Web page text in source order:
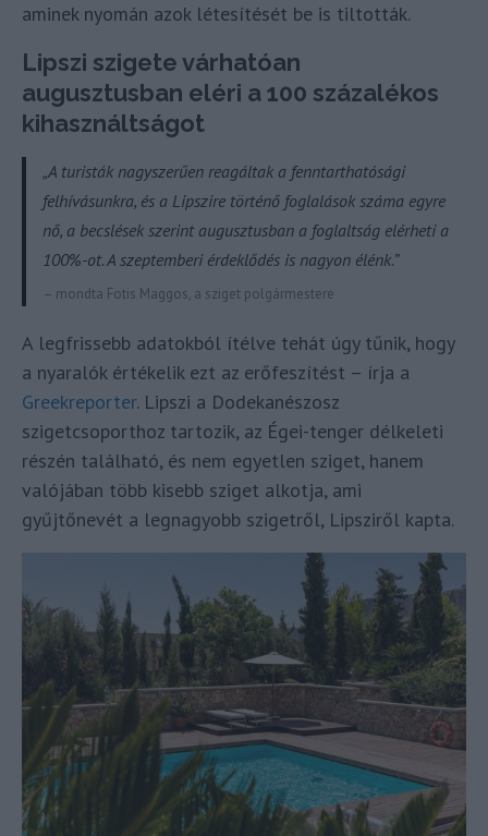
aminek nyomán azok létesítését be is tiltották.
Lipszi szigete várhatóan
augusztusban eléri a 100 százalékos
kihasználtságot
„A turisták nagyszerűen reagáltak a fenntarthatósági
felhívásunkra, és a Lipszire történő foglalások száma egyre
nő, a becslések szerint augusztusban a foglaltság elérheti a
100%-ot. A szeptemberi érdeklődés is nagyon élénk.”
– mondta Fotis Maggos, a sziget polgármestere
A legfrissebb adatokból ítélve tehát úgy tűnik, hogy
a nyaralók értékelik ezt az erőfeszítést – írja a
Greekreporter. Lipszi a Dodekanészosz
szigetcsoporthoz tartozik, az Égei-tenger délkeleti
részén található, és nem egyetlen sziget, hanem
valójában több kisebb sziget alkotja, ami
gyűjtőnevét a legnagyobb szigetről, Lipsziről kapta.